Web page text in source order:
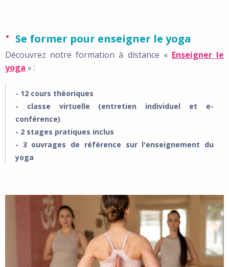
Se former pour enseigner le yoga
Découvrez notre formation à distance « Enseigner le
yoga » :
- 12 cours théoriques
- classe virtuelle (entretien individuel et e-
conférence)
- 2 stages pratiques inclus
- 3 ouvrages de référence sur l'enseignement du
yoga